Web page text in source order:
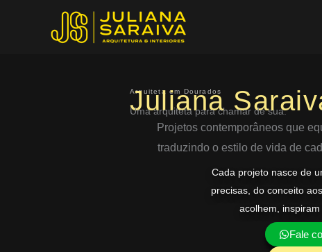
Arquiteta em Dourados
Juliana
Uma arquiteta para chamar de sua.
Projetos contemporâneos que
traduzindo o estilo de vida de
Cada projeto nasce de
precisas, do conceito
acolhem,
Fale